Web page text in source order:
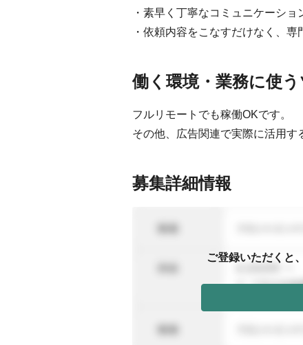
・素早く丁寧なコミュニケーショ
・依頼内容をこなすだけなく、
働く環境・業務に使
フルリモートでも稼働OKです。
その他、広告関連で実際に活用す
募集詳細情報
ご登録いただくと